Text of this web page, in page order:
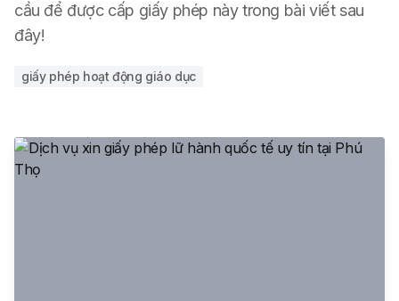
cầu để được cấp giấy phép này trong bài viết sau
đây!
giấy phép hoạt động giáo dục